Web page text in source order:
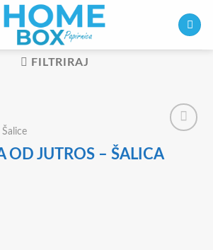
FILTRIRAJ
Šalice
OD JUTROS – ŠALICA